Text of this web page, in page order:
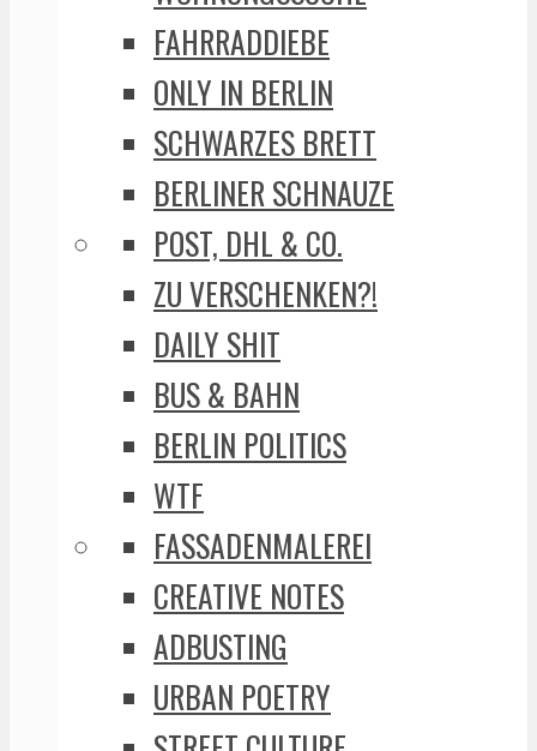
FAHRRADDIEBE
ONLY IN BERLIN
SCHWARZES BRETT
BERLINER SCHNAUZE
POST, DHL & CO.
ZU VERSCHENKEN?!
DAILY SHIT
BUS & BAHN
BERLIN POLITICS
WTF
FASSADENMALEREI
CREATIVE NOTES
ADBUSTING
URBAN POETRY